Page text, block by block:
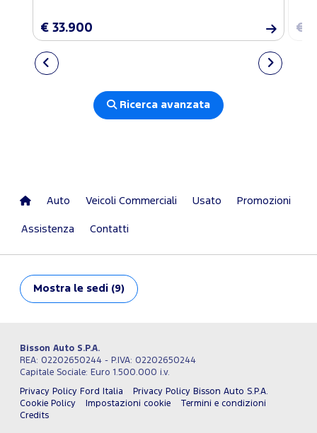
€ 33.900 €
Ricerca avanzata
Auto Veicoli Commerciali Usato Promozioni
Assistenza Contatti
Mostra le sedi (9)
Bisson Auto S.P.A.
REA: 02202650244 - P.IVA: 02202650244
Capitale Sociale: Euro 1.500.000 i.v.
Privacy Policy Ford Italia
Privacy Policy Bisson Auto S.P.A.
Cookie Policy
Impostazioni cookie
Termini e condizioni
Credits